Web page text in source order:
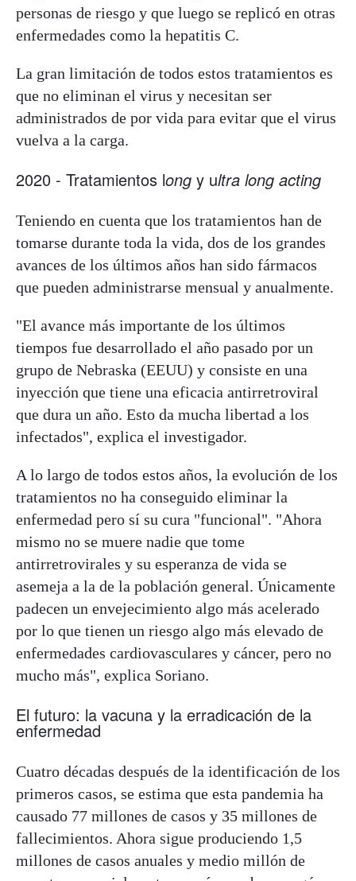
personas de riesgo y que luego se replicó en otras
enfermedades como la hepatitis C.
La gran limitación de todos estos tratamientos es
que no eliminan el virus y necesitan ser
administrados de por vida para evitar que el virus
vuelva a la carga.
2020 - Tratamientos long y ultra long acting
Teniendo en cuenta que los tratamientos han de
tomarse durante toda la vida, dos de los grandes
avances de los últimos años han sido fármacos
que pueden administrarse mensual y anualmente.
"El avance más importante de los últimos
tiempos fue desarrollado el año pasado por un
grupo de Nebraska (EEUU) y consiste en una
inyección que tiene una eficacia antirretroviral
que dura un año. Esto da mucha libertad a los
infectados", explica el investigador.
A lo largo de todos estos años, la evolución de los
tratamientos no ha conseguido eliminar la
enfermedad pero sí su cura "funcional". "Ahora
mismo no se muere nadie que tome
antirretrovirales y su esperanza de vida se
asemeja a la de la población general. Únicamente
padecen un envejecimiento algo más acelerado
por lo que tienen un riesgo algo más elevado de
enfermedades cardiovasculares y cáncer, pero no
mucho más", explica Soriano.
El futuro: la vacuna y la erradicación de la
enfermedad
Cuatro décadas después de la identificación de los
primeros casos, se estima que esta pandemia ha
causado 77 millones de casos y 35 millones de
fallecimientos. Ahora sigue produciendo 1,5
millones de casos anuales y medio millón de